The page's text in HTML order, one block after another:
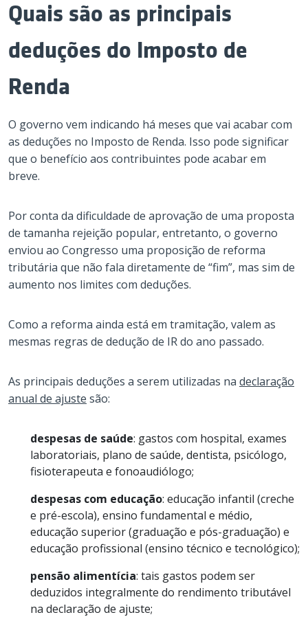
Quais são as principais
deduções do Imposto de
Renda
O governo vem indicando há meses que vai acabar com
as deduções no Imposto de Renda. Isso pode significar
que o benefício aos contribuintes pode acabar em
breve.
Por conta da dificuldade de aprovação de uma proposta
de tamanha rejeição popular, entretanto, o governo
enviou ao Congresso uma proposição de reforma
tributária que não fala diretamente de “fim”, mas sim de
aumento nos limites com deduções.
Como a reforma ainda está em tramitação, valem as
mesmas regras de dedução de IR do ano passado.
As principais deduções a serem utilizadas na declaração
anual de ajuste são:
despesas de saúde: gastos com hospital, exames
laboratoriais, plano de saúde, dentista, psicólogo,
fisioterapeuta e fonoaudiólogo;
despesas com educação: educação infantil (creche
e pré-escola), ensino fundamental e médio,
educação superior (graduação e pós-graduação) e
educação profissional (ensino técnico e tecnológico);
pensão alimentícia: tais gastos podem ser
deduzidos integralmente do rendimento tributável
na declaração de ajuste;